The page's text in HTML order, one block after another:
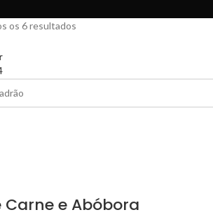
os 6 resultados
Carne e Abóbora